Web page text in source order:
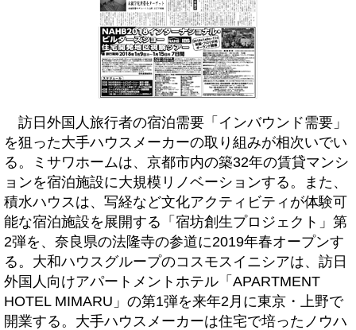
訪日外国人旅行者の宿泊需要「インバウンド需要」
を狙った大手ハウスメーカーの取り組みが相次いでい
る。ミサワホームは、京都市内の築32年の賃貸マンシ
ョンを宿泊施設に大規模リノベーションする。また、
積水ハウスは、写経など文化アクティビティが体験可
能な宿泊施設を展開する「宿坊創生プロジェクト」第
2弾を、奈良県の法隆寺の参道に2019年春オープンす
る。大和ハウスグループのコスモスイニシアは、訪日
外国人向けアパートメントホテル「APARTMENT
HOTEL MIMARU」の第1弾を来年2月に東京・上野で
開業する。大手ハウスメーカーは住宅で培ったノウハ